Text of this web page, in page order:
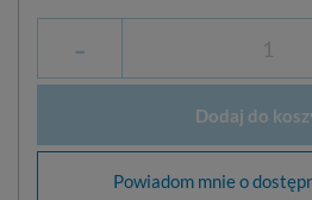
-
Dodaj do
Powiadom mnie o